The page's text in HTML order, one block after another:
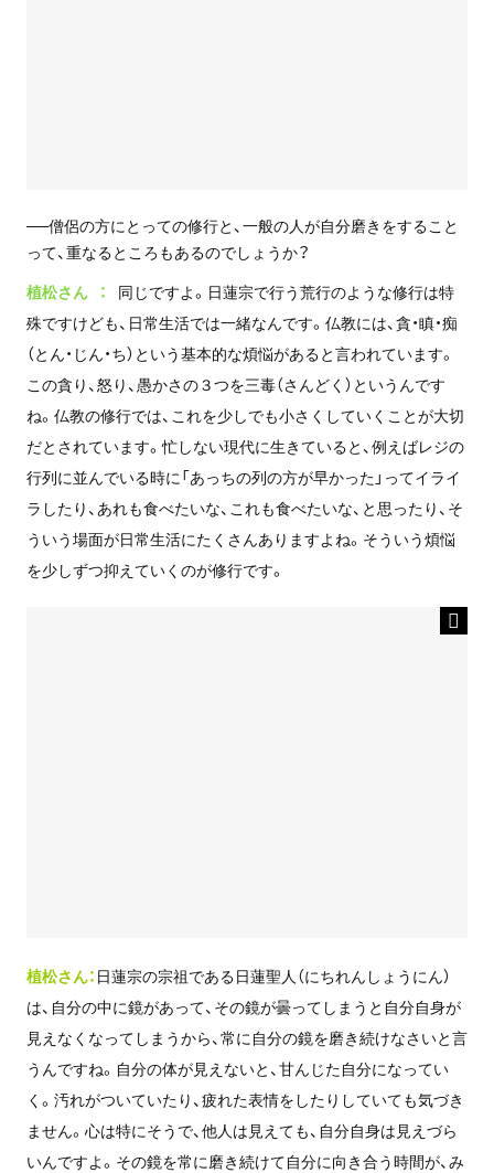
──僧侶の方にとっての修行と、一般の人が自分磨きをすること
って、重なるところもあるのでしょうか？
植松さん
同じですよ。日蓮宗で行う荒行のような修行は特
殊ですけども、日常生活では一緒なんです。仏教には、貪・瞋・痴
（とん・じん・ち）という基本的な煩悩があると言われています。
この貪り、怒り、愚かさの３つを三毒（さんどく）というんです
ね。仏教の修行では、これを少しでも小さくしていくことが大切
だとされています。忙しない現代に生きていると、例えばレジの
行列に並んでいる時に「あっちの列の方が早かった」ってイライ
ラしたり、あれも食べたいな、これも食べたいな、と思ったり、そ
ういう場面が日常生活にたくさんありますよね。そういう煩悩
を少しずつ抑えていくのが修行です。
植松さん： 日蓮宗の宗祖である日蓮聖人（にちれんしょうにん）
は、自分の中に鏡があって、その鏡が曇ってしまうと自分自身が
見えなくなってしまうから、常に自分の鏡を磨き続けなさいと言
うんですね。自分の体が見えないと、甘んじた自分になってい
く。汚れがついていたり、疲れた表情をしたりしていても気づき
ません。心は特にそうで、他人は見えても、自分自身は見えづら
いんですよ。その鏡を常に磨き続けて自分に向き合う時間が、み